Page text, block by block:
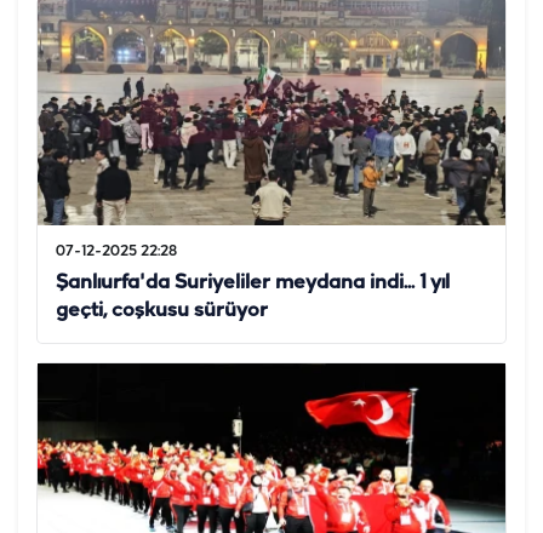
07-12-2025 22:28
Şanlıurfa'da Suriyeliler meydana indi... 1 yıl
geçti, coşkusu sürüyor